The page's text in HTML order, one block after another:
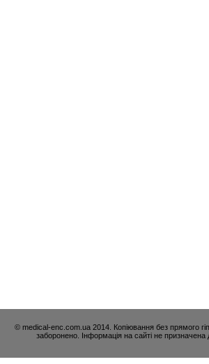
© medical-enc.com.ua 2014. Копіювання без прямого
заборонено. Інформація на сайті не призначена